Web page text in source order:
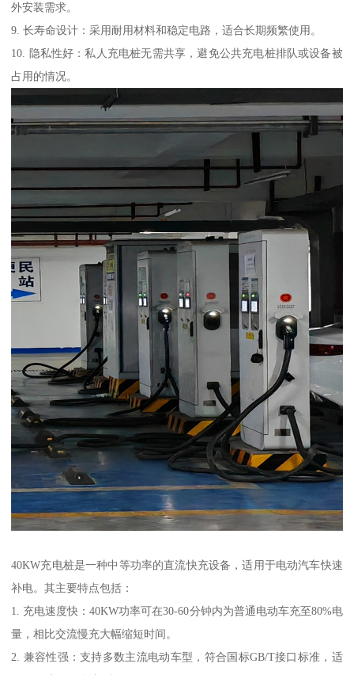
外安装需求。
9. 长寿命设计：采用耐用材料和稳定电路，适合长期频繁使用。
10. 隐私性好：私人充电桩无需共享，避免公共充电桩排队或设备被
占用的情况。
40KW充电桩是一种中等功率的直流快充设备，适用于电动汽车快速
补电。其主要特点包括：
1. 充电速度快：40KW功率可在30-60分钟内为普通电动车充至80%电
量，相比交流慢充大幅缩短时间。
2. 兼容性强：支持多数主流电动车型，符合国标GB/T接口标准，适